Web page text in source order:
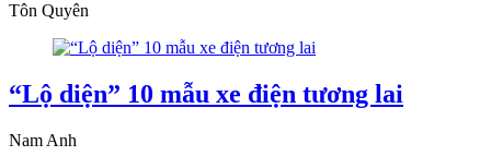
Tôn Quyên
“Lộ diện” 10 mẫu xe điện tương lai
Nam Anh